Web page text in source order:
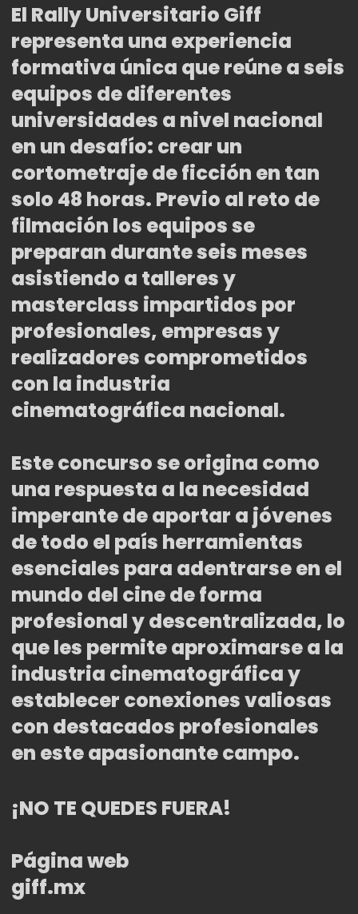
El Rally Universitario Giff
representa una experiencia
formativa única que reúne a seis
equipos de diferentes
universidades a nivel nacional
en un desafío: crear un
cortometraje de ficción en tan
solo 48 horas. Previo al reto de
filmación los equipos se
preparan durante seis meses
asistiendo a talleres y
masterclass impartidos por
profesionales, empresas y
realizadores comprometidos
con la industria
cinematográfica nacional.
Este concurso se origina como
una respuesta a la necesidad
imperante de aportar a jóvenes
de todo el país herramientas
esenciales para adentrarse en el
mundo del cine de forma
profesional y descentralizada, lo
que les permite aproximarse a la
industria cinematográfica y
establecer conexiones valiosas
con destacados profesionales
en este apasionante campo.
¡NO TE QUEDES FUERA!
Página web
giff.mx